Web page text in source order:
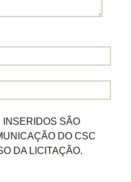
INSERIDOS SÃO
DO CSC
DA LICITAÇÃO.